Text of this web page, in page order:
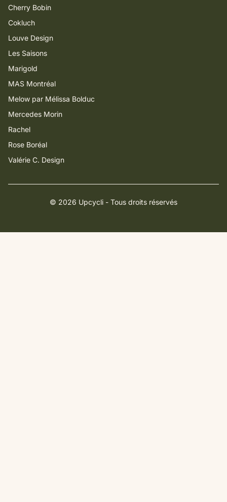
Cherry Bobin
Cokluch
Louve Design
Les Saisons
Marigold
MAS Montréal
Melow par Mélissa Bolduc
Mercedes Morin
Rachel
Rose Boréal
Valérie C. Design
© 2026 Upcycli - Tous droits réservés